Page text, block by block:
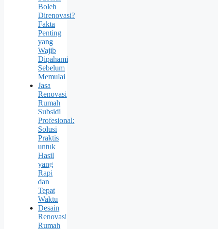
Boleh
Direnovasi?
Fakta
Penting
yang
Wajib
Dipahami
Sebelum
Memulai
Jasa
Renovasi
Rumah
Subsidi
Profesional:
Solusi
Praktis
untuk
Hasil
yang
Rapi
dan
Tepat
Waktu
Desain
Renovasi
Rumah